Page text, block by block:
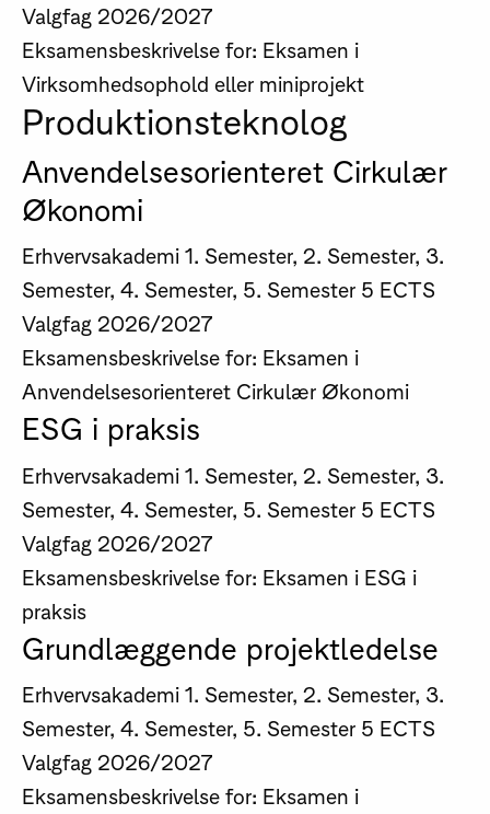
Valgfag 2026/2027
Eksamensbeskrivelse for: Eksamen i
Virksomhedsophold eller miniprojekt
Produktionsteknolog
Anvendelsesorienteret Cirkulær
Økonomi
Erhvervsakademi 1. Semester, 2. Semester, 3.
Semester, 4. Semester, 5. Semester 5 ECTS
Valgfag 2026/2027
Eksamensbeskrivelse for: Eksamen i
Anvendelsesorienteret Cirkulær Økonomi
ESG i praksis
Erhvervsakademi 1. Semester, 2. Semester, 3.
Semester, 4. Semester, 5. Semester 5 ECTS
Valgfag 2026/2027
Eksamensbeskrivelse for: Eksamen i ESG i
praksis
Grundlæggende projektledelse
Erhvervsakademi 1. Semester, 2. Semester, 3.
Semester, 4. Semester, 5. Semester 5 ECTS
Valgfag 2026/2027
Eksamensbeskrivelse for: Eksamen i